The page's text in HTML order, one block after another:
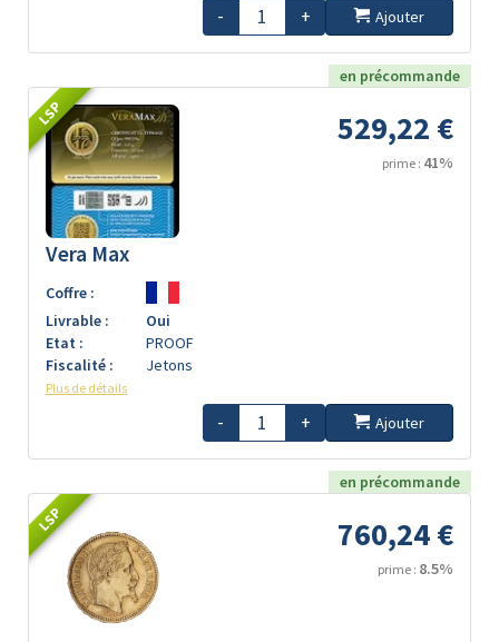
- + Ajouter
en précommande
LSP 529,22 €
prime : 41%
Vera Max
Coffre :
Livrable :
Oui
Etat :
PROOF
Fiscalité :
Jetons
Plus de détails
- + Ajouter
en précommande
LSP 760,24 €
prime : 8.5%